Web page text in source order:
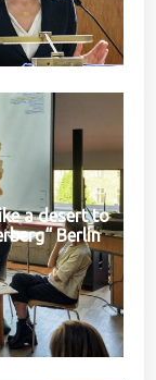
a desert to
Berlin